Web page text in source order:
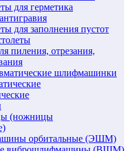
для герметика
для заполнения пустот
пиления, отрезания,
шлифмашинки
(ножницы
орбитальные (ЭШМ)